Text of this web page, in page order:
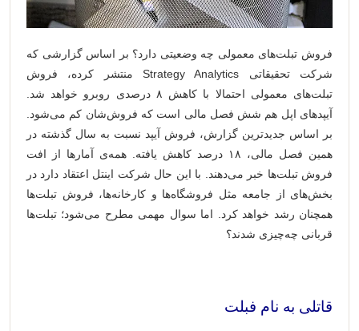
فروش تبلت‌های معمولی چه وضعیتی دارد؟ بر اساس گزارشی که
شرکت تحقیقاتی Strategy Analytics منتشر کرده، فروش
تبلت‌های معمولی احتمالا با کاهش ۸ درصدی روبرو خواهد شد.
آیپدهای اپل هم شش فصل مالی است که فروش‌شان کم می‌شود.
بر اساس جدیدترین گزارش، فروش آیپد نسبت به سال گذشته در
همین فصل مالی، ۱۸ درصد کاهش یافته. همه‌ی آمارها از افت
فروش تبلت‌ها خبر می‌دهند. با این حال شرکت اینتل اعتقاد دارد در
بخش‌های از جامعه مثل فروشگاه‌ها و کارخانه‌ها، فروش تبلت‌ها
همچنان رشد خواهد کرد. اما سوال مهمی مطرح می‌‌شود؛ تبلت‌ها
قربانی چه‌چیزی شدند؟
قاتلی به نام فبلت